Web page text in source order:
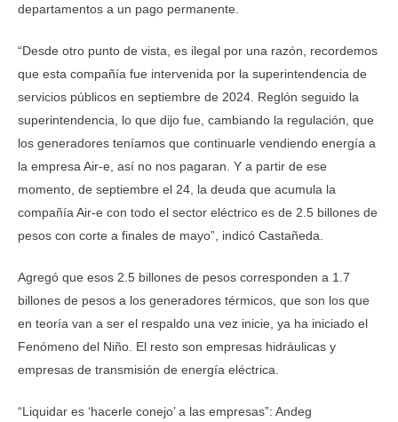
departamentos a un pago permanente.
“Desde otro punto de vista, es ilegal por una razón, recordemos
que esta compañía fue intervenida por la superintendencia de
servicios públicos en septiembre de 2024. Reglón seguido la
superintendencia, lo que dijo fue, cambiando la regulación, que
los generadores teníamos que continuarle vendiendo energía a
la empresa Air-e, así no nos pagaran. Y a partir de ese
momento, de septiembre el 24, la deuda que acumula la
compañía Air-e con todo el sector eléctrico es de 2.5 billones de
pesos con corte a finales de mayo”, indicó Castañeda.
Agregó que esos 2.5 billones de pesos corresponden a 1.7
billones de pesos a los generadores térmicos, que son los que
en teoría van a ser el respaldo una vez inicie, ya ha iniciado el
Fenómeno del Niño. El resto son empresas hidráulicas y
empresas de transmisión de energía eléctrica.
“Liquidar es ‘hacerle conejo’ a las empresas”: Andeg